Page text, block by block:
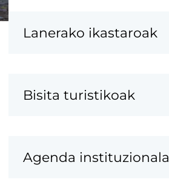
Lanerako ikastaroak
Bisita turistikoak
Agenda instituzionala